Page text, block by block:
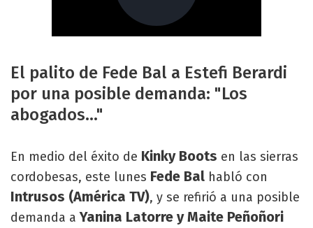
El palito de Fede Bal a Estefi Berardi
por una posible demanda: "Los
abogados..."
En medio del éxito de Kinky Boots en las sierras
cordobesas, este lunes Fede Bal habló con
Intrusos (América TV), y se refirió a una posible
demanda aYanina Latorre y Maite Peñoñori